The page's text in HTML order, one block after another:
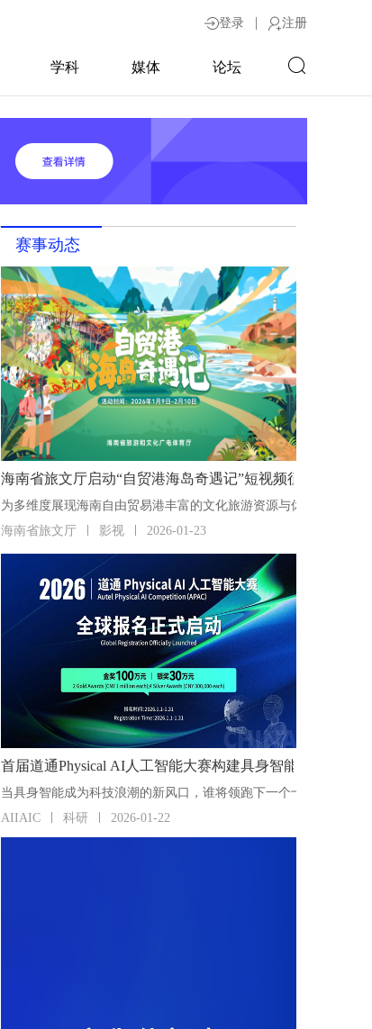
登录 | 注册
学科 媒体 论坛
赛事动态
海南省旅文厅启动“自贸港海岛奇遇记”短视频征集活动
海南省旅文厅 影视 2026-01-23
首届道通Physical AI人工智能大赛构建具身智能“人才朋友
AIIAIC 科研 2026-01-22